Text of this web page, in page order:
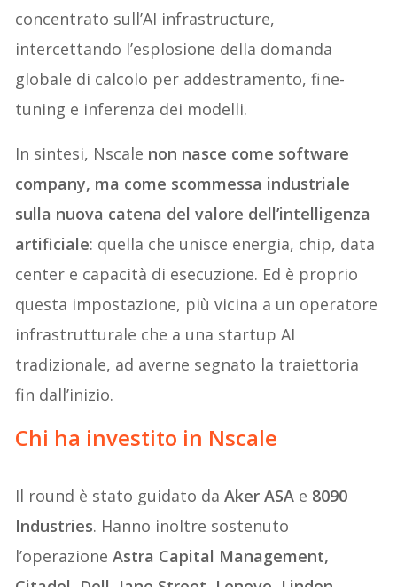
concentrato sull’AI infrastructure,
intercettando l’esplosione della domanda
globale di calcolo per addestramento, fine-
tuning e inferenza dei modelli.
In sintesi, Nscale non nasce come software
company, ma come scommessa industriale
sulla nuova catena del valore dell’intelligenza
artificiale: quella che unisce energia, chip, data
center e capacità di esecuzione. Ed è proprio
questa impostazione, più vicina a un operatore
infrastrutturale che a una startup AI
tradizionale, ad averne segnato la traiettoria
fin dall’inizio.
Chi ha investito in Nscale
Il round è stato guidato daAker ASA e 8090
Industries. Hanno inoltre sostenuto
l’operazioneAstra Capital Management,